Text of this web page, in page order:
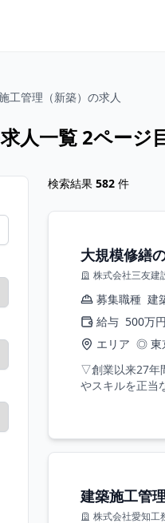
工管理（新築）の求人
人一覧 2ページ
検索結果 582 件
大規模修繕
株式会社三友建
募集職種 建
給与 500万
エリア ◎ 東
▽創業以来27年
やスキルを正当
建築施工管
株式会社愛知工